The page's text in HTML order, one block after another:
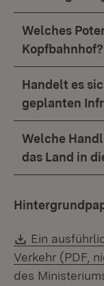
Welches
Kopfbahnhof?
Handelt es
geplanten
Welche
das Land in
Download:
Ein
Verkehr (PDF,
des